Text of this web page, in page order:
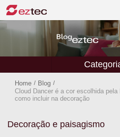
Home / Blog /
Cloud Dancer é a cor escolhida
como incluir na decoração
Decoração e paisagismo